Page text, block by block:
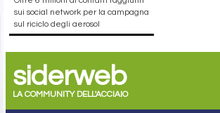
sui social network per la campagna
sul riciclo degli aerosol
siderweb
LA COMMUNITY DELL'ACCIAIO